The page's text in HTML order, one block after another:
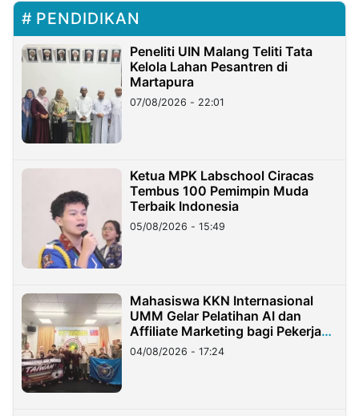
PENDIDIKAN
Peneliti UIN Malang Teliti Tata
Kelola Lahan Pesantren di
Martapura
07/08/2026 - 22:01
Ketua MPK Labschool Ciracas
Tembus 100 Pemimpin Muda
Terbaik Indonesia
05/08/2026 - 15:49
Mahasiswa KKN Internasional
UMM Gelar Pelatihan AI dan
Affiliate Marketing bagi Pekerja
Migran Indonesia di Taiwan
04/08/2026 - 17:24